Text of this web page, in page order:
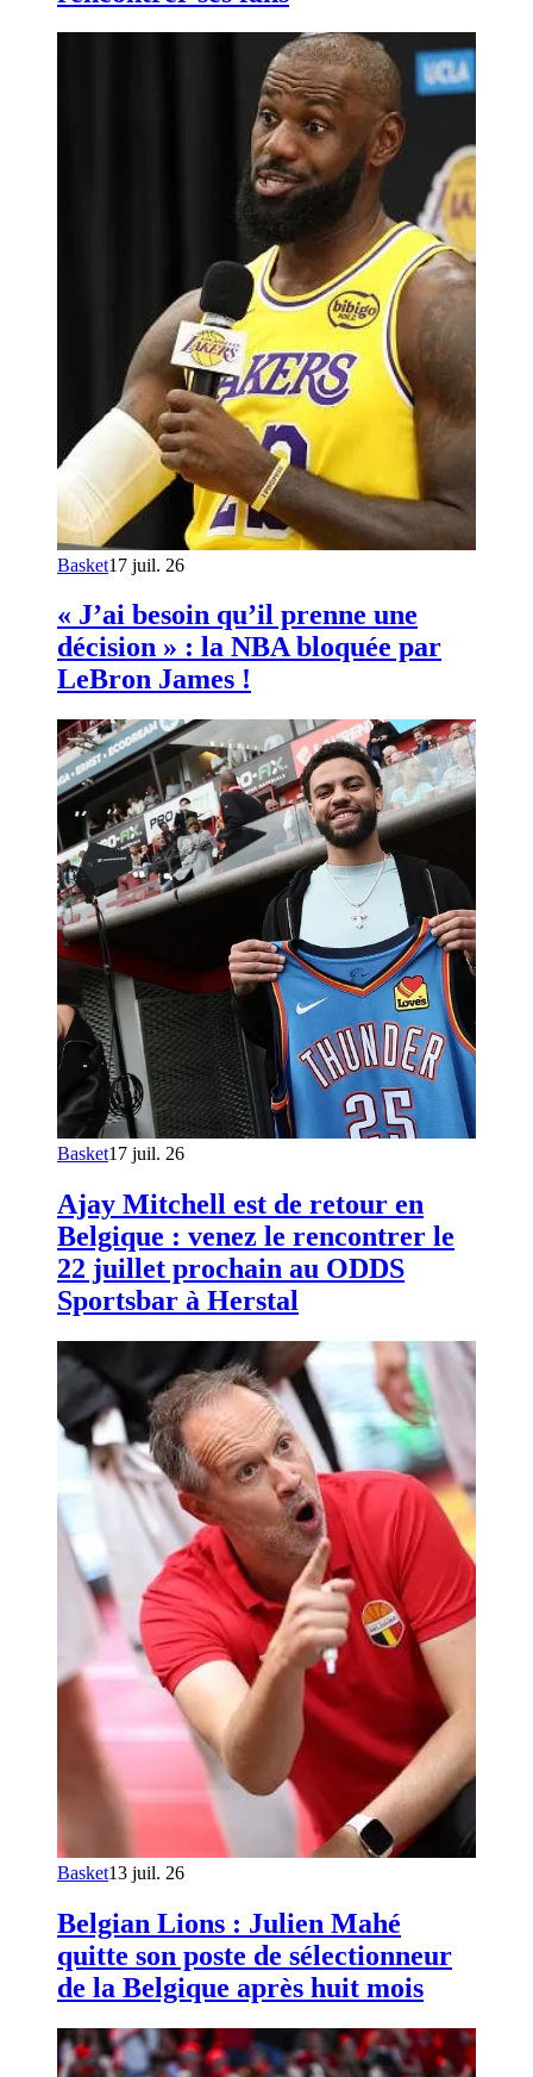
Basket17 juil. 26
« J’ai besoin qu’il prenne une
décision » : la NBA bloquée par
LeBron James !
Basket17 juil. 26
Ajay Mitchell est de retour en
Belgique : venez le rencontrer le
22 juillet prochain au ODDS
Sportsbar à Herstal
Basket13 juil. 26
Belgian Lions : Julien Mahé
quitte son poste de sélectionneur
de la Belgique après huit mois